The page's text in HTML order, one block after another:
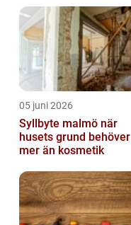
05 juni 2026
Syllbyte malmö när
husets grund behöver
mer än kosmetik